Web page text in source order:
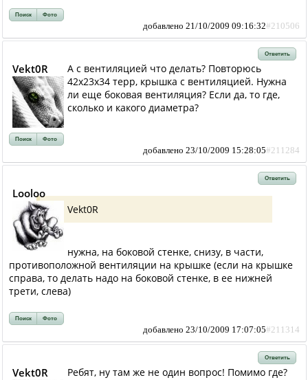
Поиск Фото
добавлено 21/10/2009 09:16:32#210506
Ответить
Vekt0R
А с вентиляцией что делать? Повторюсь
42х23х34 терр, крышка с вентиляцией. Нужна
ли еще боковая вентиляция? Если да, то где,
сколько и какого диаметра?
Поиск Фото
добавлено 23/10/2009 15:28:05#211284
Ответить
Looloo
Vekt0R
нужна, на боковой стенке, снизу, в части,
противоположной вентиляции на крышке (если на крышке
справа, то делать надо на боковой стенке, в ее нижней
трети, слева)
Поиск Фото
добавлено 23/10/2009 17:07:05#211314
Ответить
Vekt0R
Ребят, ну там же не один вопрос! Помимо где?